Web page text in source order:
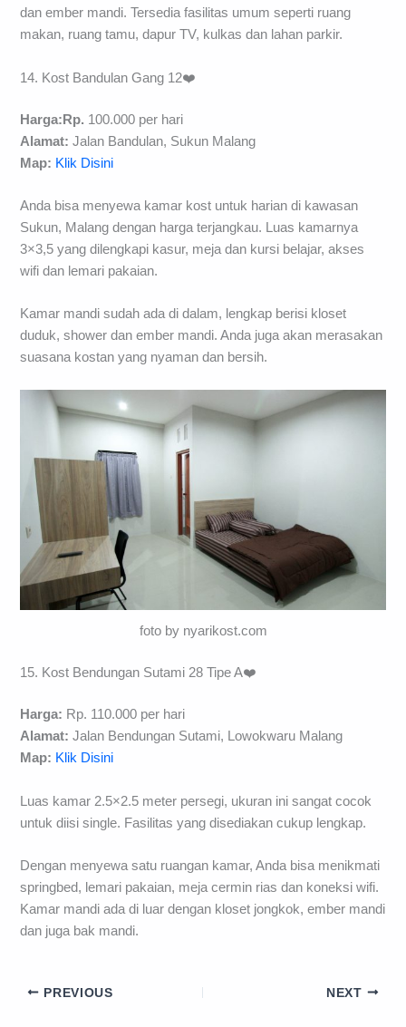
dan ember mandi. Tersedia fasilitas umum seperti ruang
makan, ruang tamu, dapur TV, kulkas dan lahan parkir.
14. Kost Bandulan Gang 12❤️
Harga:Rp. 100.000 per hari
Alamat: Jalan Bandulan, Sukun Malang
Map: Klik Disini
Anda bisa menyewa kamar kost untuk harian di kawasan
Sukun, Malang dengan harga terjangkau. Luas kamarnya
3×3,5 yang dilengkapi kasur, meja dan kursi belajar, akses
wifi dan lemari pakaian.
Kamar mandi sudah ada di dalam, lengkap berisi kloset
duduk, shower dan ember mandi. Anda juga akan merasakan
suasana kostan yang nyaman dan bersih.
foto by nyarikost.com
15. Kost Bendungan Sutami 28 Tipe A❤️
Harga: Rp. 110.000 per hari
Alamat: Jalan Bendungan Sutami, Lowokwaru Malang
Map: Klik Disini
Luas kamar 2.5×2.5 meter persegi, ukuran ini sangat cocok
untuk diisi single. Fasilitas yang disediakan cukup lengkap.
Dengan menyewa satu ruangan kamar, Anda bisa menikmati
springbed, lemari pakaian, meja cermin rias dan koneksi wifi.
Kamar mandi ada di luar dengan kloset jongkok, ember mandi
dan juga bak mandi.
PREVIOUS NEXT